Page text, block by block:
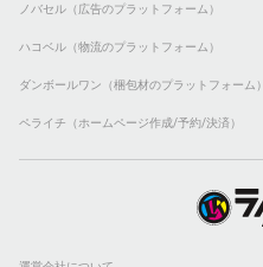
ノバセル（広告のプラットフォーム）
ハコベル（物流のプラットフォーム）
ダンボールワン（梱包材のプラットフォーム）
ペライチ（ホームページ作成/予約/決済）